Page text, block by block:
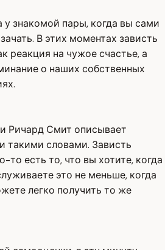
знакомой пары, когда вы сами
В этих моментах зависть
реакция на чужое счастье, а
о наших собственных
Ричард Смит описывает
такими словами. Зависть
то есть то, что вы хотите, когда
это не меньше, когда
легко получить то же